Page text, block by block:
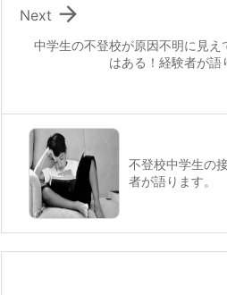
中学生の不登校が原因不明に見え
はある！経験者が語

Next
不登校中学生の
者が語ります。